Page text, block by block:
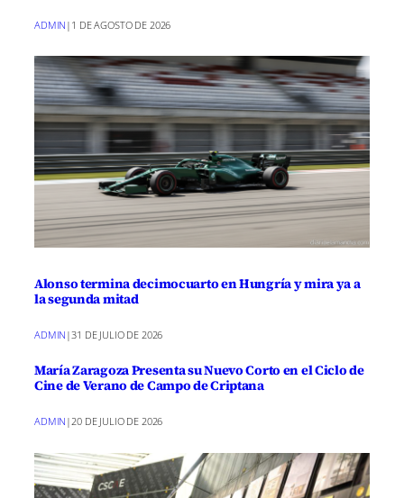
ADMIN | 1 DE AGOSTO DE 2026
Alonso termina decimocuarto en Hungría y mira ya a
la segunda mitad
ADMIN |31 DE JULIO DE 2026
María Zaragoza Presenta su Nuevo Corto en el Ciclo de
Cine de Verano de Campo de Criptana
ADMIN |20 DE JULIO DE 2026